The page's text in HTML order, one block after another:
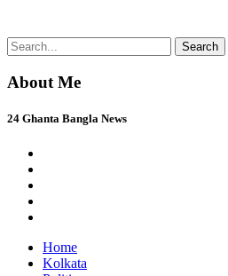
Skip
to
content
24 Ghanta Bangla News
24 Ghanta Bengali News
Search
for:
About Me
24 Ghanta Bangla News
Home
Kolkata